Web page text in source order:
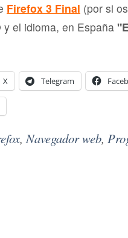
Firefox 3 Final (por si
el idioma, en España
X Telegram
,Navegador web,